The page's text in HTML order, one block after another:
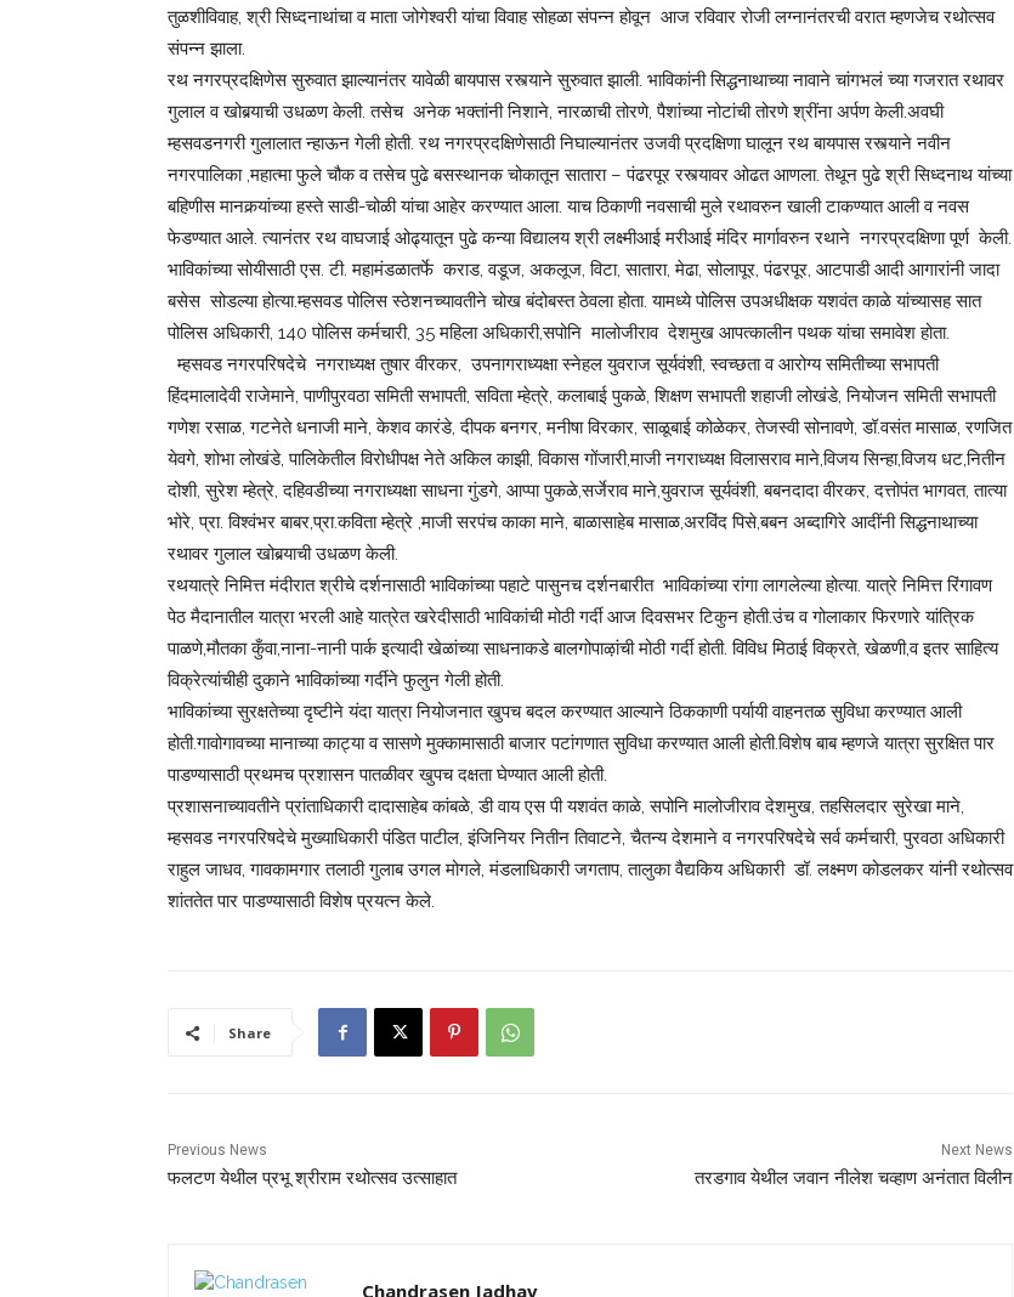
तुळशीविवाह, श्री सिध्दनाथांचा व माता जोगेश्वरी यांचा विवाह सोहळा संपन्न होवून आज रविवार रोजी लग्नानंतरची वरात म्हणजेच रथोत्सव
संपन्न झाला.
रथ नगरप्रदक्षिणेस सुरुवात झाल्यानंतर यावेळी बायपास रस्त्याने सुरुवात झाली. भाविकांनी सिद्धनाथाच्या नावाने चांगभलं च्या गजरात रथावर
गुलाल व खोबर्‍याची उधळण केली. तसेच अनेक भक्तांनी निशाने, नारळाची तोरणे, पैशांच्या नोटांची तोरणे श्रींना अर्पण केली.अवघी
म्हसवडनगरी गुलालात न्हाऊन गेली होती. रथ नगरप्रदक्षिणेसाठी निघाल्यानंतर उजवी प्रदक्षिणा घालून रथ बायपास रस्त्याने नवीन
नगरपालिका ,महात्मा फुले चौक व तसेच पुढे बसस्थानक चोकातून सातारा – पंढरपूर रस्त्यावर ओढत आणला. तेथून पुढे श्री सिध्दनाथ यांच्या
बहिणीस मानकर्‍यांच्या हस्ते साडी-चोळी यांचा आहेर करण्यात आला. याच ठिकाणी नवसाची मुले रथावरुन खाली टाकण्यात आली व नवस
फेडण्यात आले. त्यानंतर रथ वाघजाई ओढ्यातून पुढे कन्या विद्यालय श्री लक्ष्मीआई मरीआई मंदिर मार्गावरुन रथाने नगरप्रदक्षिणा पूर्ण केली.
भाविकांच्या सोयीसाठी एस. टी. महामंडळातर्फे कराड, वडूज, अकलूज, विटा, सातारा, मेढा, सोलापूर, पंढरपूर, आटपाडी आदी आगारांनी जादा
बसेस सोडल्या होत्या.म्हसवड पोलिस स्ठेशनच्यावतीने चोख बंदोबस्त ठेवला होता. यामध्ये पोलिस उपअधीक्षक यशवंत काळे यांच्यासह सात
पोलिस अधिकारी, 140 पोलिस कर्मचारी, 35 महिला अधिकारी,सपोनि मालोजीराव देशमुख आपत्कालीन पथक यांचा समावेश होता.
म्हसवड नगरपरिषदेचे नगराध्यक्ष तुषार वीरकर, उपनागराध्यक्षा स्नेहल युवराज सूर्यवंशी, स्वच्छता व आरोग्य समितीच्या सभापती
हिंदमालादेवी राजेमाने, पाणीपुरवठा समिती सभापती, सविता म्हेत्रे, कलाबाई पुकळे, शिक्षण सभापती शहाजी लोखंडे, नियोजन समिती सभापती
गणेश रसाळ, गटनेते धनाजी माने, केशव कारंडे, दीपक बनगर, मनीषा विरकार, साळूबाई कोळेकर, तेजस्वी सोनावणे, डॉ.वसंत मासाळ, रणजित
येवगे, शोभा लोखंडे, पालिकेतील विरोधीपक्ष नेते अकिल काझी, विकास गोंजारी,माजी नगराध्यक्ष विलासराव माने,विजय सिन्हा,विजय धट,नितीन
दोशी, सुरेश म्हेत्रे, दहिवडीच्या नगराध्यक्षा साधना गुंडगे, आप्पा पुकळे,सर्जेराव माने,युवराज सूर्यवंशी, बबनदादा वीरकर, दत्तोपंत भागवत, तात्या
भोरे, प्रा. विश्वंभर बाबर,प्रा.कविता म्हेत्रे ,माजी सरपंच काका माने, बाळासाहेब मासाळ,अरविंद पिसे,बबन अब्दागिरे आदींनी सिद्धनाथाच्या
रथावर गुलाल खोबर्‍याची उधळण केली.
रथयात्रे निमित्त मंदीरात श्रीचे दर्शनासाठी भाविकांच्या पहाटे पासुनच दर्शनबारीत भाविकांच्या रांगा लागलेल्या होत्या. यात्रे निमित्त रिंगावण
पेठ मैदानातील यात्रा भरली आहे यात्रेत खरेदीसाठी भाविकांची मोठी गर्दी आज दिवसभर टिकुन होती.उंच व गोलाकार फिरणारे यांत्रिक
पाळणे,मौतका कुँवा,नाना-नानी पार्क इत्यादी खेळांच्या साधनाकडे बालगोपाऴांची मोठी गर्दी होती. विविध मिठाई विक्रते, खेळणी,व इतर साहित्य
विक्रेत्यांचीही दुकाने भाविकांच्या गर्दीने फुलुन गेली होती.
भाविकांच्या सुरक्षतेच्या दृष्टीने यंदा यात्रा नियोजनात खुपच बदल करण्यात आल्याने ठिककाणी पर्यायी वाहनतळ सुविधा करण्यात आली
होती.गावोगावच्या मानाच्या काट्या व सासणे मुक्कामासाठी बाजार पटांगणात सुविधा करण्यात आली होती.विशेष बाब म्हणजे यात्रा सुरक्षित पार
पाडण्यासाठी प्रथमच प्रशासन पातळीवर खुपच दक्षता घेण्यात आली होती.
प्रशासनाच्यावतीने प्रांताधिकारी दादासाहेब कांबळे, डी वाय एस पी यशवंत काळे, सपोनि मालोजीराव देशमुख, तहसिलदार सुरेखा माने,
म्हसवड नगरपरिषदेचे मुख्याधिकारी पंडित पाटील, इंजिनियर नितीन तिवाटने, चैतन्य देशमाने व नगरपरिषदेचे सर्व कर्मचारी, पुरवठा अधिकारी
राहुल जाधव, गावकामगार तलाठी गुलाब उगल मोगले, मंडलाधिकारी जगताप, तालुका वैद्यकिय अधिकारी डॉ. लक्ष्मण कोडलकर यांनी रथोत्सव
शांततेत पार पाडण्यासाठी विशेष प्रयत्न केले.
Share
Previous News
फलटण येथील प्रभू श्रीराम रथोत्सव उत्साहात
Next News
तरडगाव येथील जवान नीलेश चव्हाण अनंतात विलीन
Chandrasen Jadhav